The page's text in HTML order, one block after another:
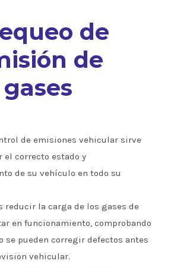
de
de
gases
de emisiones vehicular sirve
el correcto estado y
de su vehículo en todo su
reducir la carga de los gases de
en funcionamiento, comprobando
se pueden corregir defectos antes
vehicular.